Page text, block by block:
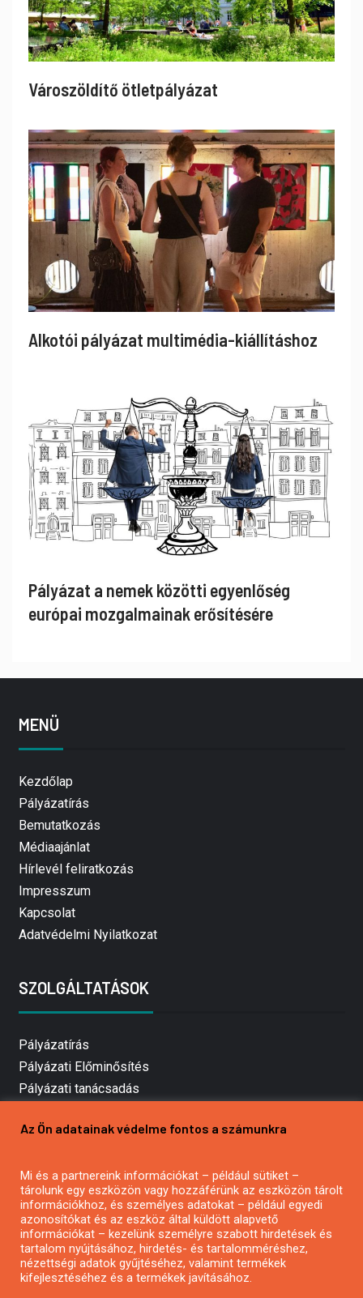
Városzöldítő ötletpályázat
Alkotói pályázat multimédia-kiállításhoz
Pályázat a nemek közötti egyenlőség
európai mozgalmainak erősítésére
MENÜ
Kezdőlap
Pályázatírás
Bemutatkozás
Médiaajánlat
Hírlevél feliratkozás
Impresszum
Kapcsolat
Adatvédelmi Nyilatkozat
SZOLGÁLTATÁSOK
Pályázatírás
Pályázati Előminősítés
Pályázati tanácsadás
Mezőgazdasági pályázatírás
Pályázatírás civil szervezeteknek
Pályázatírás önkormányzatoknak
Pályázatfigyelés
Specifikus pályázatfigyelés vagy hírlevél
Az Ön adatainak védelme fontos a számunkra
Mi és a partnereink információkat – például sütiket –
tárolunk egy eszközön vagy hozzáférünk az eszközön tárolt
információkhoz, és személyes adatokat – például egyedi
azonosítókat és az eszköz által küldött alapvető
információkat – kezelünk személyre szabott hirdetések és
tartalom nyújtásához, hirdetés- és tartalomméréshez,
nézettségi adatok gyűjtéséhez, valamint termékek
kifejlesztéséhez és a termékek javításához.